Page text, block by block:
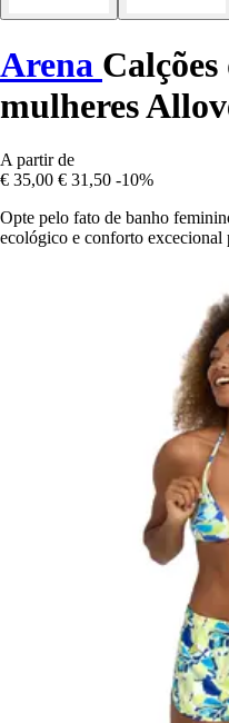
Arena
mulheres
A partir de
€ 35,00 € 31,50 -10%
Opte pelo fato de banho
ecológico e conforto excecional